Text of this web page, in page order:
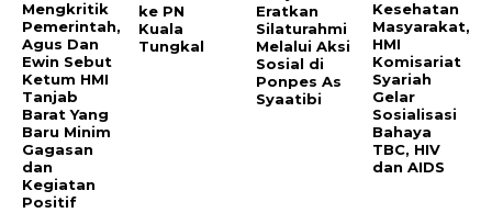
Mengkritik
Pemerintah,
Agus Dan
Ewin Sebut
Ketum HMI
Tanjab
Barat Yang
Baru Minim
Gagasan
dan
Kegiatan
Positif
ke PN
Kuala
Tungkal
Eratkan
Silaturahmi
Melalui Aksi
Sosial di
Ponpes As
Syaatibi
Kesehatan
Masyarakat,
HMI
Komisariat
Syariah
Gelar
Sosialisasi
Bahaya
TBC, HIV
dan AIDS